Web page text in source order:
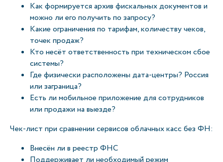
Как формируется архив фискальных документов и
можно ли его получить по запросу?
Какие ограничения по тарифам, количеству чеков,
точек продаж?
Кто несёт ответственность при техническом сбое
системы?
Где физически расположены дата-центры? Россия
или заграница?
Есть ли мобильное приложение для сотрудников
или продажи на выезде?
Чек-лист при сравнении сервисов облачных касс без ФН:
Внесён ли в реестр ФНС